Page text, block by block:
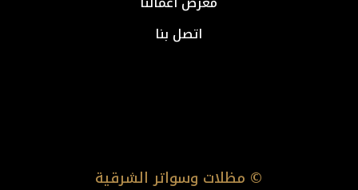
اتصل بنا
© مظلات وسواتر الشرقية